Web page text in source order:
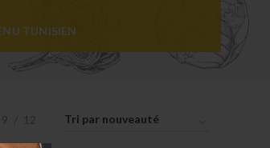
TUNISIEN